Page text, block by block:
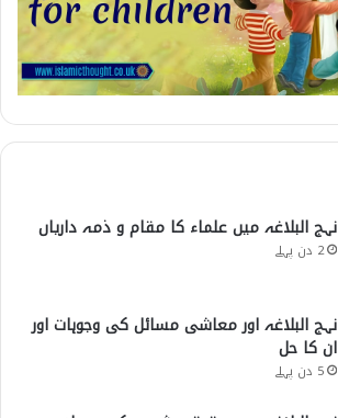
نہج البلاغہ میں علماء کا مقام و ذمہ داریاں
2 دن پہلے
نہج البلاغہ اور معاشی مسائل کی وجوہات اور
ان کا حل
5 دن پہلے